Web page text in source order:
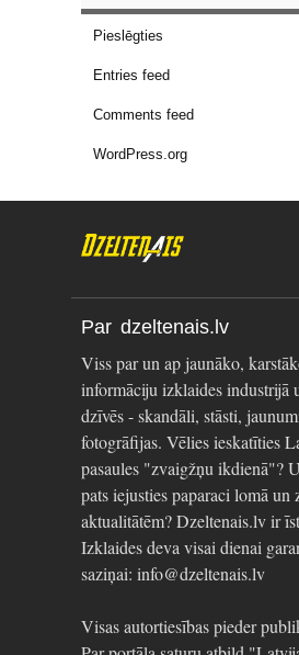
Pieslēgties
Entries feed
Comments feed
WordPress.org
Par dzeltenais.lv
Viss par un ap jaunāko,
informāciju izklaides industrijā
dzīvēs - skandāli, stāsti,
fotogrāfijas. Vēlies ieskatīties
pasaules "zvaigžņu ikdienā"?
pats iejusties paparaci lomā un
aktualitātēm? Dzeltenais.lv ir
Izklaides deva visai dienai
saziņai: info@dzeltenais.lv
Visas autortiesības pieder